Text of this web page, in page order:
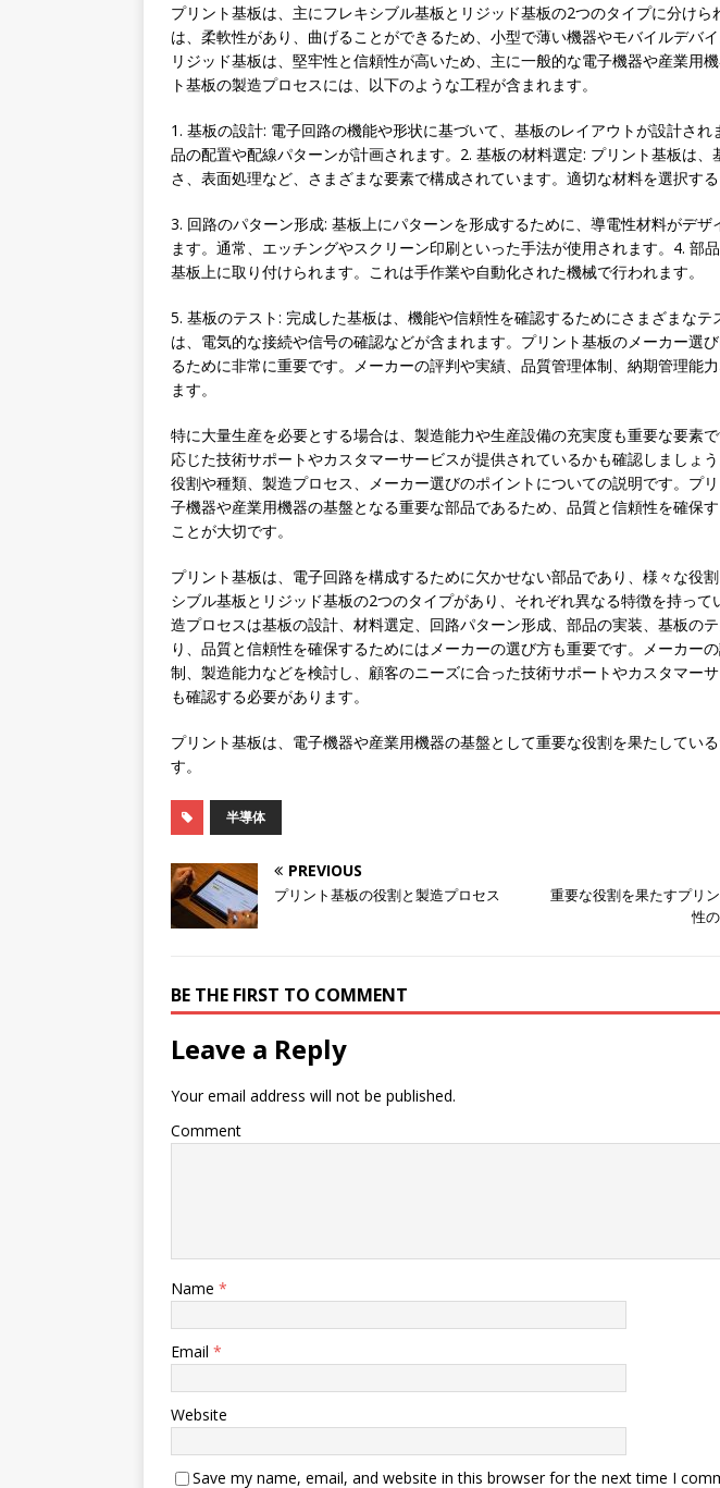
プリント基板は、主にフレキシブル基板とリジッド基板の2つのタイプに分けら
は、柔軟性があり、曲げることができるため、小型で薄い機器やモバイルデバイ
リジッド基板は、堅牢性と信頼性が高いため、主に一般的な電子機器や産業用
ト基板の製造プロセスには、以下のような工程が含まれます。
1. 基板の設計: 電子回路の機能や形状に基づいて、基板のレイアウトが設計さ
品の配置や配線パターンが計画されます。2. 基板の材料選定: プリント基板は
さ、表面処理など、さまざまな要素で構成されています。適切な材料を選択する
3. 回路のパターン形成: 基板上にパターンを形成するために、導電性材料がデ
ます。通常、エッチングやスクリーン印刷といった手法が使用されます。4. 部
基板上に取り付けられます。これは手作業や自動化された機械で行われます。
5. 基板のテスト: 完成した基板は、機能や信頼性を確認するためにさまざまなテ
は、電気的な接続や信号の確認などが含まれます。プリント基板のメーカー選
るために非常に重要です。メーカーの評判や実績、品質管理体制、納期管理能
ます。
特に大量生産を必要とする場合は、製造能力や生産設備の充実度も重要な要素
応じた技術サポートやカスタマーサービスが提供されているかも確認しましょ
役割や種類、製造プロセス、メーカー選びのポイントについての説明です。プ
子機器や産業用機器の基盤となる重要な部品であるため、品質と信頼性を確保
ことが大切です。
プリント基板は、電子回路を構成するために欠かせない部品であり、様々な役
シブル基板とリジッド基板の2つのタイプがあり、それぞれ異なる特徴を持って
造プロセスは基板の設計、材料選定、回路パターン形成、部品の実装、基板の
り、品質と信頼性を確保するためにはメーカーの選び方も重要です。メーカー
制、製造能力などを検討し、顧客のニーズに合った技術サポートやカスタマー
も確認する必要があります。
プリント基板は、電子機器や産業用機器の基盤として重要な役割を果たしてい
す。
半導体
PREVIOUS
プリント基板の役割と製造プロセス
重要な役割を果たすプリ
性
BE THE FIRST TO COMMENT
Leave a Reply
Your email address will not be published.
Comment
Name *
Email *
Website
Save my name, email, and website in this browser for the next time I